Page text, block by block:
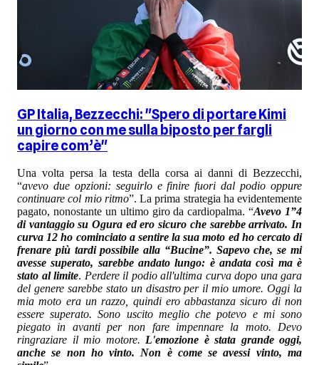
GP Italia, Bezzecchi: "Spero di portare Kimi
un giorno con me sulla biposto per fargli
capire com’è"
Una volta persa la testa della corsa ai danni di Bezzecchi,
“avevo due opzioni: seguirlo e finire fuori dal podio oppure
continuare col mio ritmo”. La prima strategia ha evidentemente
pagato, nonostante un ultimo giro da cardiopalma. “Avevo 1”4
di vantaggio su Ogura ed ero sicuro che sarebbe arrivato. In
curva 12 ho cominciato a sentire la sua moto ed ho cercato di
frenare più tardi possibile alla “Bucine”. Sapevo che, se mi
avesse superato, sarebbe andato lungo: è andata così ma è
stato al limite. Perdere il podio all'ultima curva dopo una gara
del genere sarebbe stato un disastro per il mio umore. Oggi la
mia moto era un razzo, quindi ero abbastanza sicuro di non
essere superato. Sono uscito meglio che potevo e mi sono
piegato in avanti per non fare impennare la moto. Devo
ringraziare il mio motore. L'emozione è stata grande oggi,
anche se non ho vinto. Non è come se avessi vinto, ma